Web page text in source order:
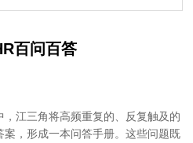
百问百答
江三角将高频重复的、反复触及的
，形成一本问答手册。这些问题既